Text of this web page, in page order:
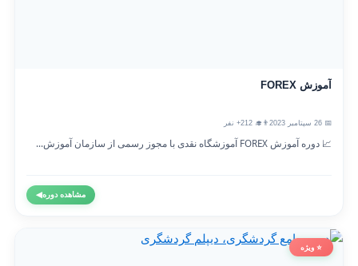
آموزش FOREX
👨‍🎓 212+ نفر
📈 دوره آموزش FOREX آموزشگاه نقدی با مجوز رسمی از سازمان آموزش...
مشاهده دوره◀
⭐ ویژه